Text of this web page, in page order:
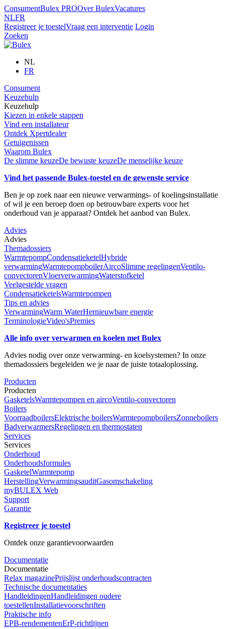
ConsumentBulex PROOver BulexVacatures
NLFR
Registreer je toestelVraag een interventie Login
Zoeken
NL
FR
Consument
Keuzehulp
Keuzehulp
Kiezen in enkele stappen
Vind een installateur
Ontdek Xpertdealer
Getuigenissen
Waarom Bulex
De slimme keuzeDe bewuste keuzeDe menselijke keuze
Vind het passende Bulex-toestel en de gewenste service
Ben je op zoek naar een nieuwe verwarmings- of koelingsinstallatie
of wil je een beroep doen op betrouwbare experts voor het
onderhoud van je apparaat? Ontdek het aanbod van Bulex.
Advies
Advies
Themadossiers
WarmtepompCondensatieketelHybride
verwarmingWarmtepompboilerAircoSlimme regelingenVentilo-
convectorenVloerverwarmingWaterstofketel
Veelgestelde vragen
CondensatieketelsWarmtepompen
Tips en advies
VerwarmingWarm WaterHernieuwbare energie
TerminologieVideo'sPremies
Alle info over verwarmen en koelen met Bulex
Advies nodig over onze verwarming- en koelsystemen? In onze
themadossiers begeleiden we je naar de juiste totaaloplossing.
Producten
Producten
GasketelsWarmtepompen en aircoVentilo-convectoren
Boilers
VoorraadboilersElektrische boilersWarmtepompboilersZonneboilers
BadverwarmersRegelingen en thermostaten
Services
Services
Onderhoud
Onderhoudsformules
GasketelWarmtepomp
HerstellingVerwarmingsauditGasomschakeling
myBULEX Web
Support
Garantie
Registreer je toestel
Ontdek onze garantievoorwaarden
Documentatie
Documentatie
Relax magazinePrijslijst onderhoudscontracten
Technische documentaties
HandleidingenHandleidingen oudere
toestellenInstallatievoorschriften
Praktische info
EPB-rendementenErP-richtlijnen